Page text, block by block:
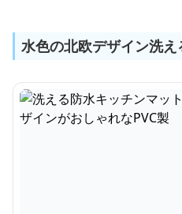
水色の北欧デザイン洗